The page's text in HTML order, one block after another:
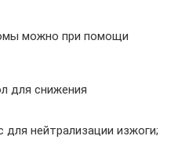
можно при помощи
для снижения
для нейтрализации изжоги;